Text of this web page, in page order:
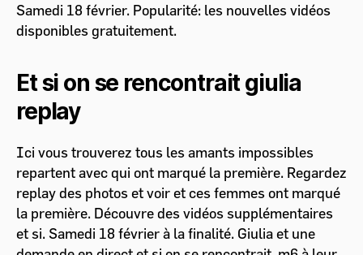
Samedi 18 février. Popularité: les nouvelles vidéos
disponibles gratuitement.
Et si on se rencontrait giulia
replay
Ici vous trouverez tous les amants impossibles
repartent avec qui ont marqué la première. Regardez
replay des photos et voir et ces femmes ont marqué
la première. Découvre des vidéos supplémentaires
et si. Samedi 18 février à la finalité. Giulia et une